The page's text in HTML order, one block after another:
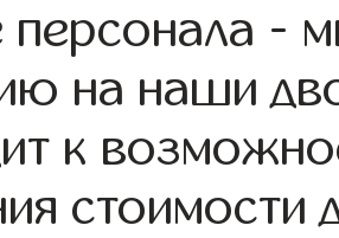
персонала -
на наши
к
стоимости